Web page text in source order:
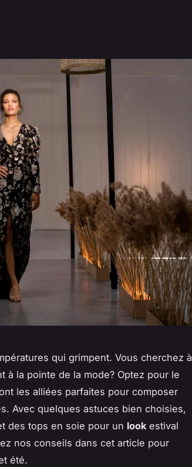
qui grimpent. Vous cherchez à
la pointe de la mode? Optez pour le
les alliées parfaites pour composer
Avec quelques astuces bien choisies,
des tops en soie pour un look estival
nos conseils dans cet article pour
été.